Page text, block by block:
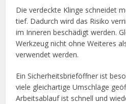
Die verdeckte Klinge schneidet
tief. Dadurch wird das Risiko
im Inneren beschädigt werden.
Werkzeug nicht ohne Weiteres
verwendet werden.
Ein Sicherheitsbrieföffner ist
viele gleichartige Umschläge
Arbeitsablauf ist schnell und